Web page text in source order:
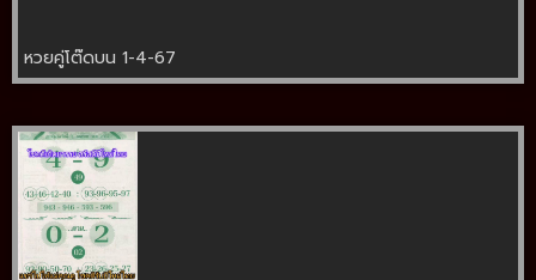
หวยคู่โต๊ดบน 1-4-67